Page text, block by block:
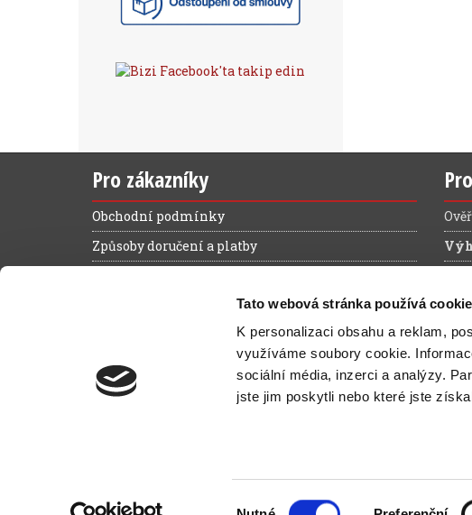
Tato webová stránka používá
K personalizaci obsahu a reklam,
využíváme soubory cookie.
sociální média, inzerci a analýzy.
jste jim poskytli nebo které jste
Pro zákazníky
Obchodní podmínky
Způsoby doručení a platby
Ochrana osobních údajů
Magazín zelená kancelář
Kontakt